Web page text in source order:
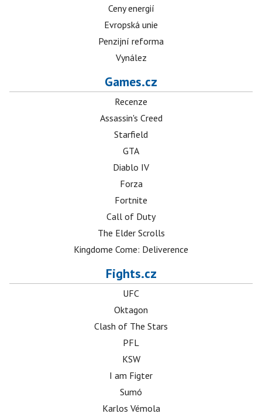
Ceny energií
Evropská unie
Penzijní reforma
Vynález
Games.cz
Recenze
Assassin's Creed
Starfield
GTA
Diablo IV
Forza
Fortnite
Call of Duty
The Elder Scrolls
Kingdome Come: Deliverence
Fights.cz
UFC
Oktagon
Clash of The Stars
PFL
KSW
I am Figter
Sumó
Karlos Vémola